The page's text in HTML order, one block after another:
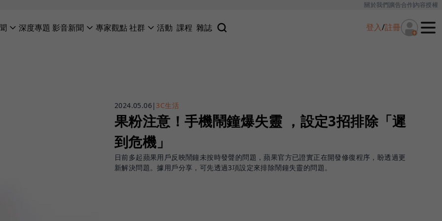
關於我們廣告合作內容授權
深度專題 影音新聞 專家觀點社群 活動 課程 雜誌 登入/註冊
2024.05.06| 3C生活
果粉注意！手機鬧鐘爆失靈 ，設定3招排除「遲
到危機」
日前多起蘋果用戶反映鬧鐘未按時發聲的問題，蘋果官方已證實正在開發修復程序，盼透過更
新解決問題。據用戶分享，可先透過3項設定來排除鬧鐘失靈的問題。